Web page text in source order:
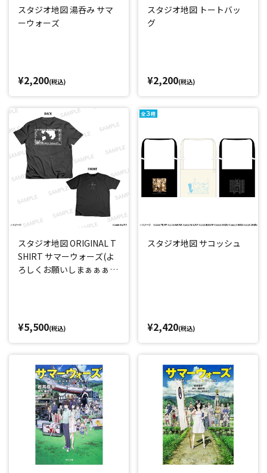
スタジオ地図 湯呑み サマ
ーウォーズ
¥2,200(税込)
スタジオ地図 トートバッ
グ
¥2,200(税込)
スタジオ地図 ORIGINAL T
SHIRT サマーウォーズ(よ
ろしくお願いしまぁぁぁす
¥5,500(税込)
スタジオ地図 サコッシュ
¥2,420(税込)